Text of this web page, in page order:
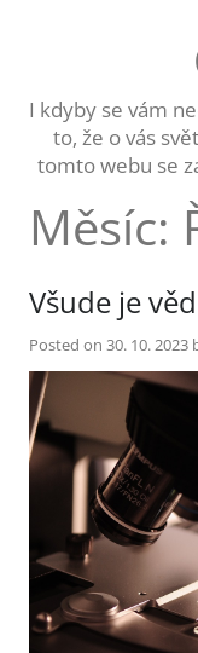
I kdyby se vám
to, že o vás
tomto webu se
Měsíc:
Všude je
Posted on 30. 10. 2023